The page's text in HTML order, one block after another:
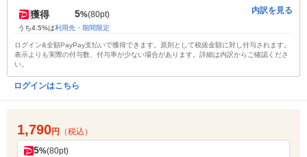
獲得 5%(80pt)
うち4.5%は利用先・期間限定
内訳を見る
ログイン&全額PayPay支払いで獲得できます。原則として税抜金額に対し付与されます。
表示よりも実際の付与数、付与率が少ない場合があります。詳細は内訳からご確認くださ
い。
ログインはこちら
1,790円 （税込）
5%(80pt)